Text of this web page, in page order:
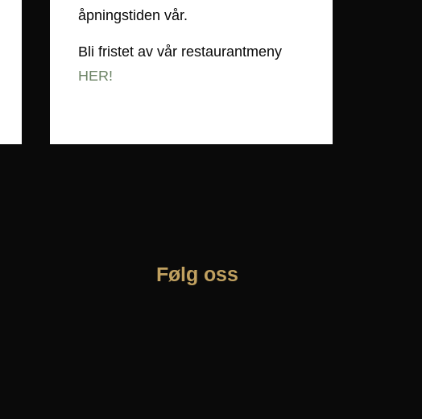
åpningstiden vår.
Bli fristet av vår restaurantmeny
HER!
Følg oss